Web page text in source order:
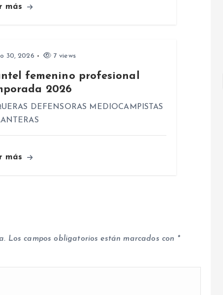
más
30, 2026 7 views
femenino profesional
2026
DEFENSORAS MEDIOCAMPISTAS
más
Los campos obligatorios están marcados con *